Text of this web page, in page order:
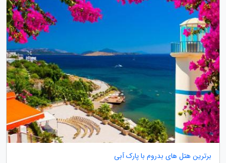
برترین هتل های بدروم با پارک آبی